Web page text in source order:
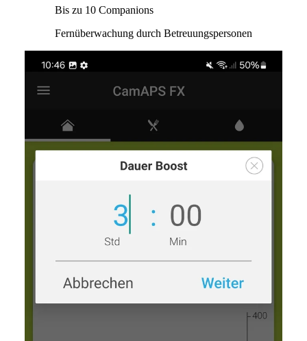
Bis zu 10 Companions
Fernüberwachung durch Betreuungspersonen